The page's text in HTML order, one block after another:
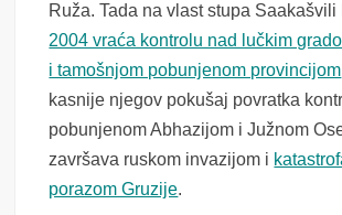
Ruža. Tada na vlast stupa
2004 vraća kontrolu nad lučkim
i tamošnjom pobunjenom provincijom
kasnije njegov pokušaj povratka
pobunjenom Abhazijom i Južnom
završava ruskom invazijom i
porazom Gruzije.